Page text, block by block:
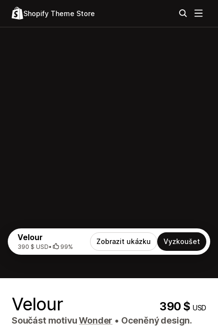
Shopify Theme Store
Velour
390 $ USD• 99%
Zobrazit ukázku Vyzkoušet
Velour 390 $USD
Součást motivuWonder • Oceněný design.